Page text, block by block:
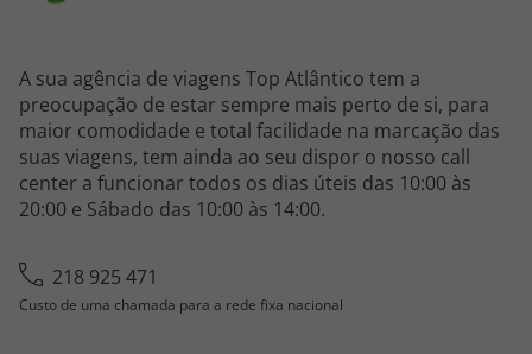
A sua agência de viagens Top Atlântico tem a
preocupação de estar sempre mais perto de si, para
maior comodidade e total facilidade na marcação das
suas viagens, tem ainda ao seu dispor o nosso call
center a funcionar todos os dias úteis das 10:00 às
20:00 e Sábado das 10:00 às 14:00.
218 925 471
Custo de uma chamada para a rede fixa nacional